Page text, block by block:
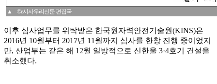
▲ ©e시사우리신문 편집국
이후 심사업무를 위탁받은 한국원자력안전기술원(KINS)은
2016년 10월부터 2017년 11월까지 심사를 한창 진행 중이었지
만, 산업부는 같은 해 12월 일방적으로 신한울 3·4호기 건설을
취소했다.